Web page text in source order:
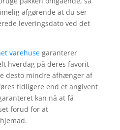
afgørende at du ser
leveringsdato ved det
varehusegaranterer
hverdag på deres favorit
desto mindre afhænger af
tidligere end et angivent
kan nå at få
forud for at